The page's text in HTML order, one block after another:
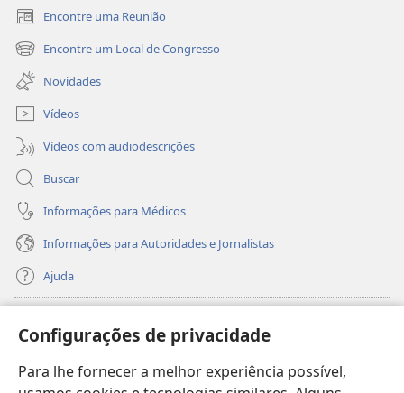
Configurações de privacidade
Para lhe fornecer a melhor experiência possível,
Encontre uma Reunião
(abre
nova
janela)
Encontre um Local de Congresso
(abre
nova
janela)
Novidades
Vídeos
Vídeos com audiodescrições
Buscar
Informações para Médicos
Informações para Autoridades e Jornalistas
Ajuda
(abre
nova
janela)
Biblioteca On-line da Torre de Vigia™
(abre